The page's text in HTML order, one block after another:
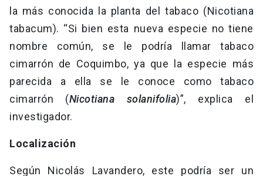
la más conocida la planta del tabaco (Nicotiana
tabacum). “Si bien esta nueva especie no tiene
nombre común, se le podría llamar tabaco
cimarrón de Coquimbo, ya que la especie más
parecida a ella se le conoce como tabaco
cimarrón (Nicotiana solanifolia)”, explica el
investigador.
Localización
Según Nicolás Lavandero, este podría ser un